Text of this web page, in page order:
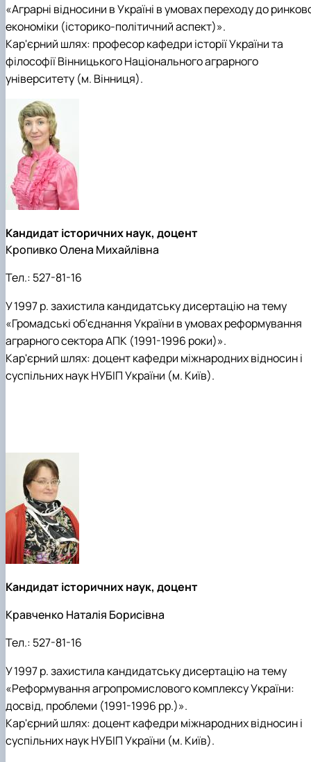
«Аграрні відносини в Україні в умовах переходу до
економіки (історико-політичний аспект)».
Кар'єрний шлях: професор кафедри історії України та
філософії Вінницького Національного аграрного
університету (м. Вінниця).
Кандидат історичних наук, доцент
Кропивко Олена Михайлівна
Тел.: 527-81-16
У 1997 р. захистила кандидатську дисертацію на тему
«Громадські об'єднання України в умовах реформування
аграрного сектора АПК (1991-1996 роки)».
Кар'єрний шлях: доцент кафедри міжнародних відносин і
суспільних наук НУБІП України (м. Київ).
Кандидат історичних наук, доцент
Кравченко Наталія Борисівна
Тел.: 527-81-16
У 1997 р. захистила кандидатську дисертацію на тему
«Реформування агропромислового комплексу України:
досвід, проблеми (1991-1996 рр.)».
Кар'єрний шлях: доцент кафедри міжнародних відносин і
суспільних наук НУБІП України (м. Київ).